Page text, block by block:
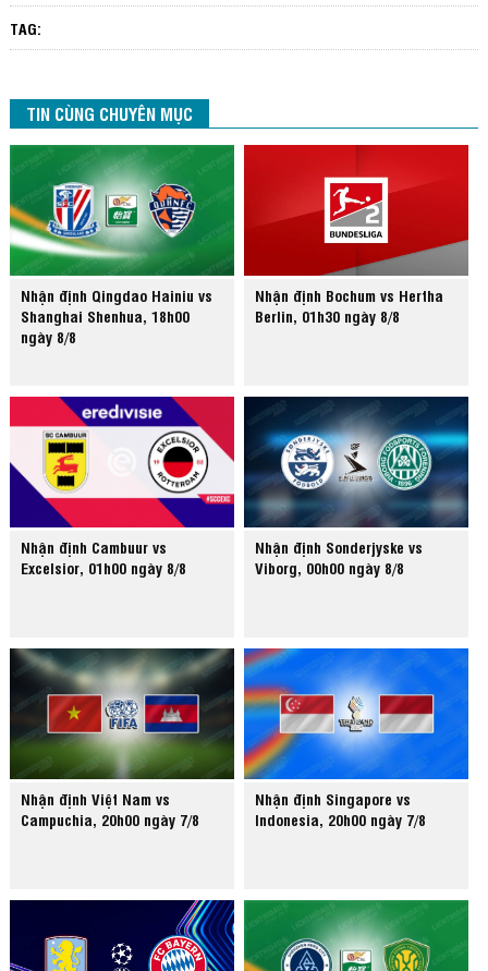
TAG:
TIN CÙNG CHUYÊN MỤC
Nhận định Qingdao Hainiu vs
Shanghai Shenhua, 18h00
ngày 8/8
Nhận định Bochum vs Hertha
Berlin, 01h30 ngày 8/8
Nhận định Cambuur vs
Excelsior, 01h00 ngày 8/8
Nhận định Sonderjyske vs
Viborg, 00h00 ngày 8/8
Nhận định Việt Nam vs
Campuchia, 20h00 ngày 7/8
Nhận định Singapore vs
Indonesia, 20h00 ngày 7/8